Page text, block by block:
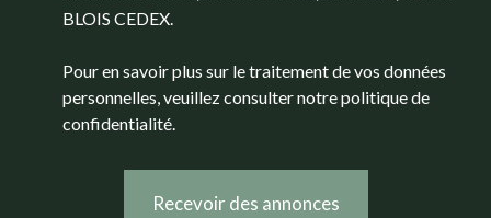
BLOIS CEDEX.
Pour en savoir plus sur le traitement de vos données
personnelles, veuillez consulter notrepolitique de
confidentialité.
Recevoir des annonces